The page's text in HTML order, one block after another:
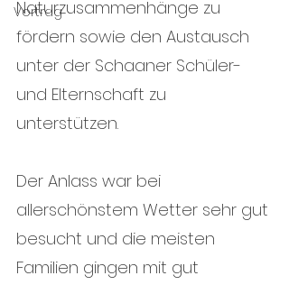
Vortrag
Naturzusammenhänge zu
fördern sowie den Austausch
unter der Schaaner Schüler-
und Elternschaft zu
unterstützen.
Der Anlass war bei
allerschönstem Wetter sehr gut
besucht und die meisten
Familien gingen mit gut